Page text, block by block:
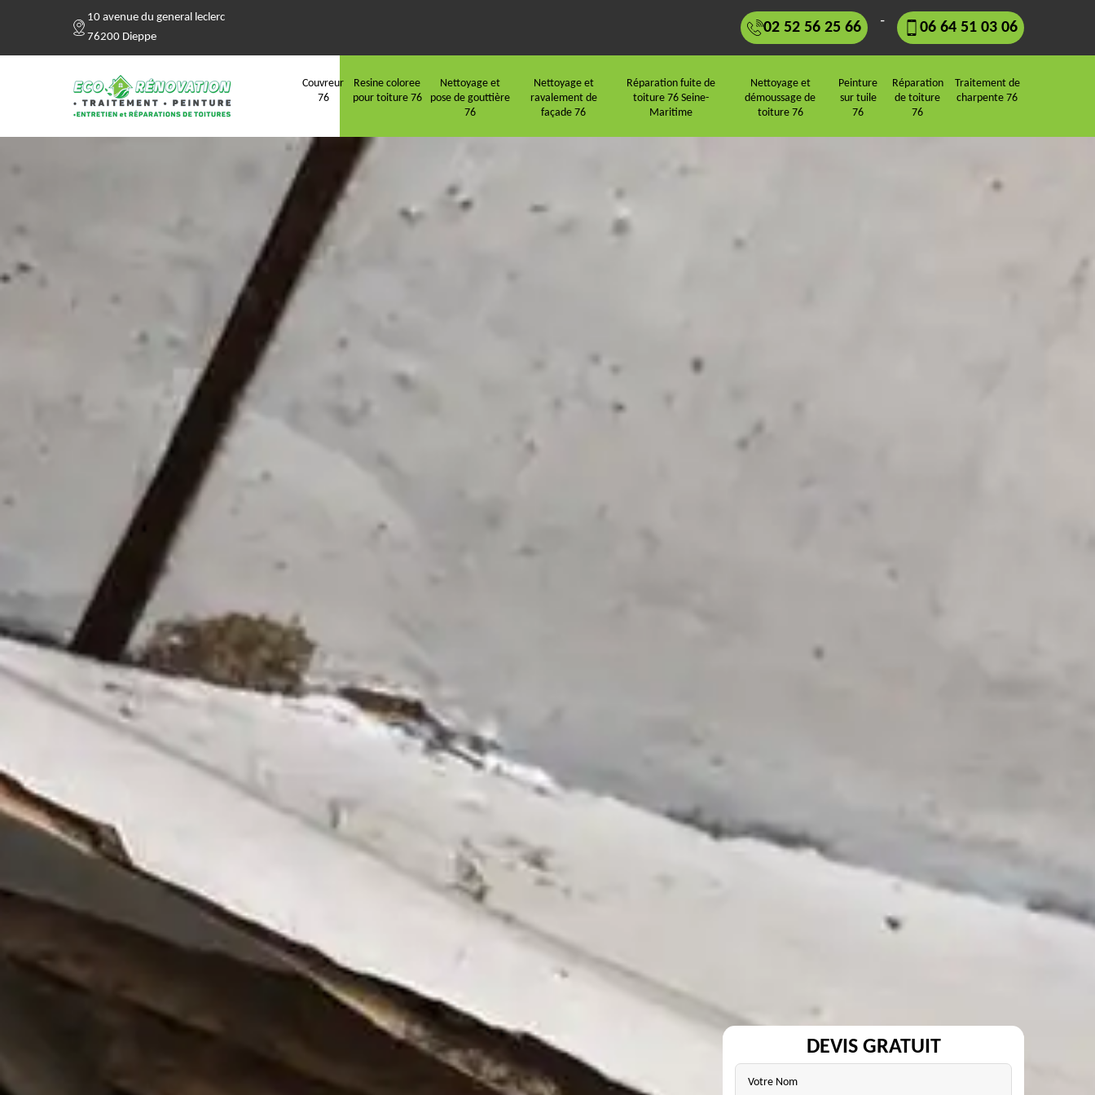
10 avenue du general leclerc
76200 Dieppe
02 52 56 25 66 - 06 64 51 03 06
Couvreur
76
Resine coloree
pour toiture 76
Nettoyage et
pose de gouttière
76
Nettoyage et
ravalement de
façade 76
Réparation fuite de
toiture 76 Seine-
Maritime
Nettoyage et
démoussage de
toiture 76
Peinture
sur tuile
76
Réparation
de toiture
76
Traitement de
charpente 76
DEVIS GRATUIT